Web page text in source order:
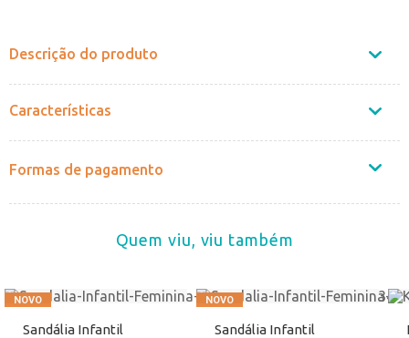
Descrição do produto
Características
Formas de pagamento
Quem viu, viu também
Sandália Infantil
Sandália Infantil